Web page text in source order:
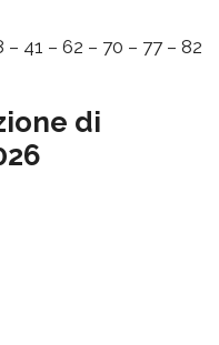
– 41 – 62 – 70 – 77 – 82
di